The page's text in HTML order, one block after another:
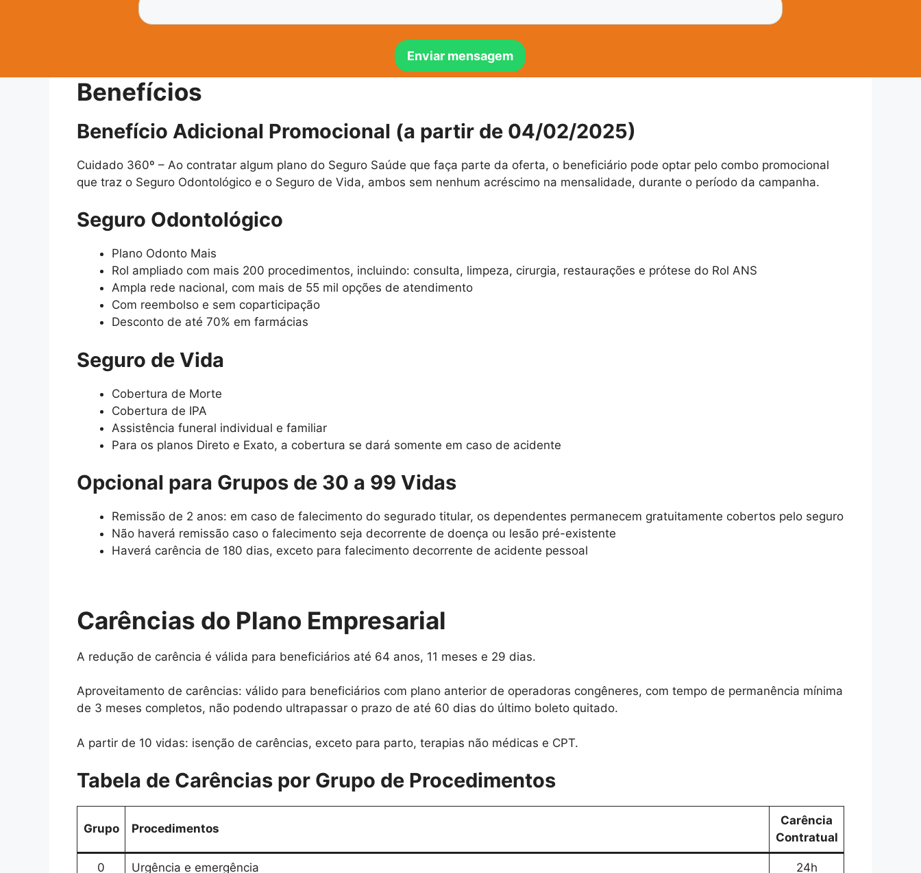
Benefícios
Benefício Adicional Promocional (a partir de 04/02/2025)
Cuidado 360º – Ao contratar algum plano do Seguro Saúde que faça parte da oferta, o beneficiário pode optar pelo combo promocional
que traz o Seguro Odontológico e o Seguro de Vida, ambos sem nenhum acréscimo na mensalidade, durante o período da campanha.
Seguro Odontológico
Plano Odonto Mais
Rol ampliado com mais 200 procedimentos, incluindo: consulta, limpeza, cirurgia, restaurações e prótese do Rol ANS
Ampla rede nacional, com mais de 55 mil opções de atendimento
Com reembolso e sem coparticipação
Desconto de até 70% em farmácias
Seguro de Vida
Cobertura de Morte
Cobertura de IPA
Assistência funeral individual e familiar
Para os planos Direto e Exato, a cobertura se dará somente em caso de acidente
Opcional para Grupos de 30 a 99 Vidas
Remissão de 2 anos: em caso de falecimento do segurado titular, os dependentes permanecem gratuitamente cobertos pelo seguro
Não haverá remissão caso o falecimento seja decorrente de doença ou lesão pré-existente
Haverá carência de 180 dias, exceto para falecimento decorrente de acidente pessoal
Carências do Plano Empresarial
A redução de carência é válida para beneficiários até 64 anos, 11 meses e 29 dias.
Aproveitamento de carências: válido para beneficiários com plano anterior de operadoras congêneres, com tempo de permanência mínima
de 3 meses completos, não podendo ultrapassar o prazo de até 60 dias do último boleto quitado.
A partir de 10 vidas: isenção de carências, exceto para parto, terapias não médicas e CPT.
Tabela de Carências por Grupo de Procedimentos
Grupo Procedimentos
Carência
Contratual
0 Urgência e emergência 24h